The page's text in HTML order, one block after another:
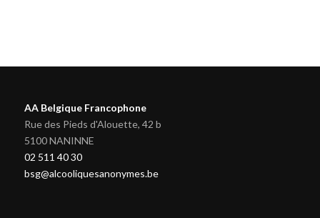
AA Belgique Francophone
Rue des Pieds d'Alouette, 42 b
5100 NANINNE
02 511 40 30
bsg@alcooliquesanonymes.be